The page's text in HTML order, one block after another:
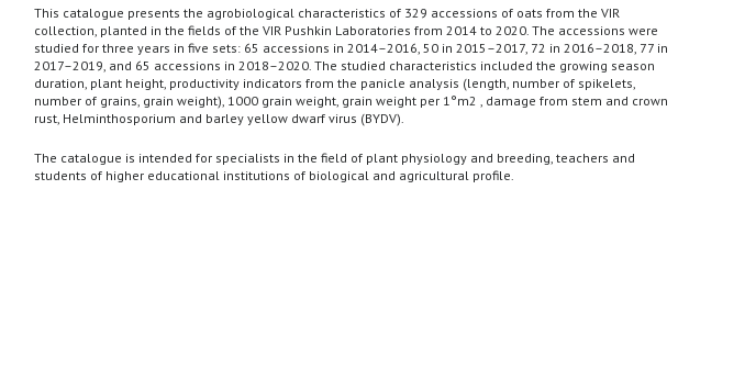
This catalogue presents the agrobiological characteristics of 329 accessions of oats from the VIR
collection, planted in the fields of the VIR Pushkin Laboratories from 2014 to 2020. The accessions were
studied for three years in five sets: 65 accessions in 2014–2016, 50 in 2015–2017, 72 in 2016–2018, 77 in
2017–2019, and 65 accessions in 2018–2020. The studied characteristics included the growing season
duration, plant height, productivity indicators from the panicle analysis (length, number of spikelets,
number of grains, grain weight), 1000 grain weight, grain weight per 1°m2 , damage from stem and crown
rust, Helminthosporium and barley yellow dwarf virus (BYDV).
The catalogue is intended for specialists in the field of plant physiology and breeding, teachers and
students of higher educational institutions of biological and agricultural profile.